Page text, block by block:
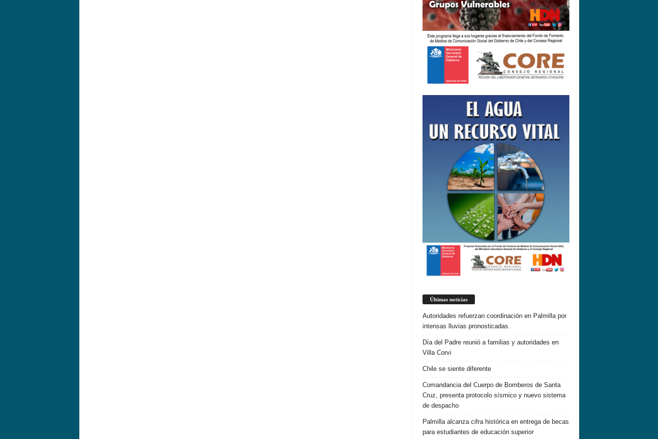
Últimas noticias
Autoridades refuerzan coordinación en Palmilla por
intensas lluvias pronosticadas.
Día del Padre reunió a familias y autoridades en
Villa Corvi
Chile se siente diferente
Comandancia del Cuerpo de Bomberos de Santa
Cruz, presenta protocolo sísmico y nuevo sistema
de despacho
Palmilla alcanza cifra histórica en entrega de becas
para estudiantes de educación superior